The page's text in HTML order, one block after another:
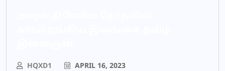
HQXD1 APRIL 16, 2023